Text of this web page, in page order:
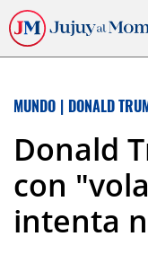
MUNDO | DONALD
Donald
con
intenta